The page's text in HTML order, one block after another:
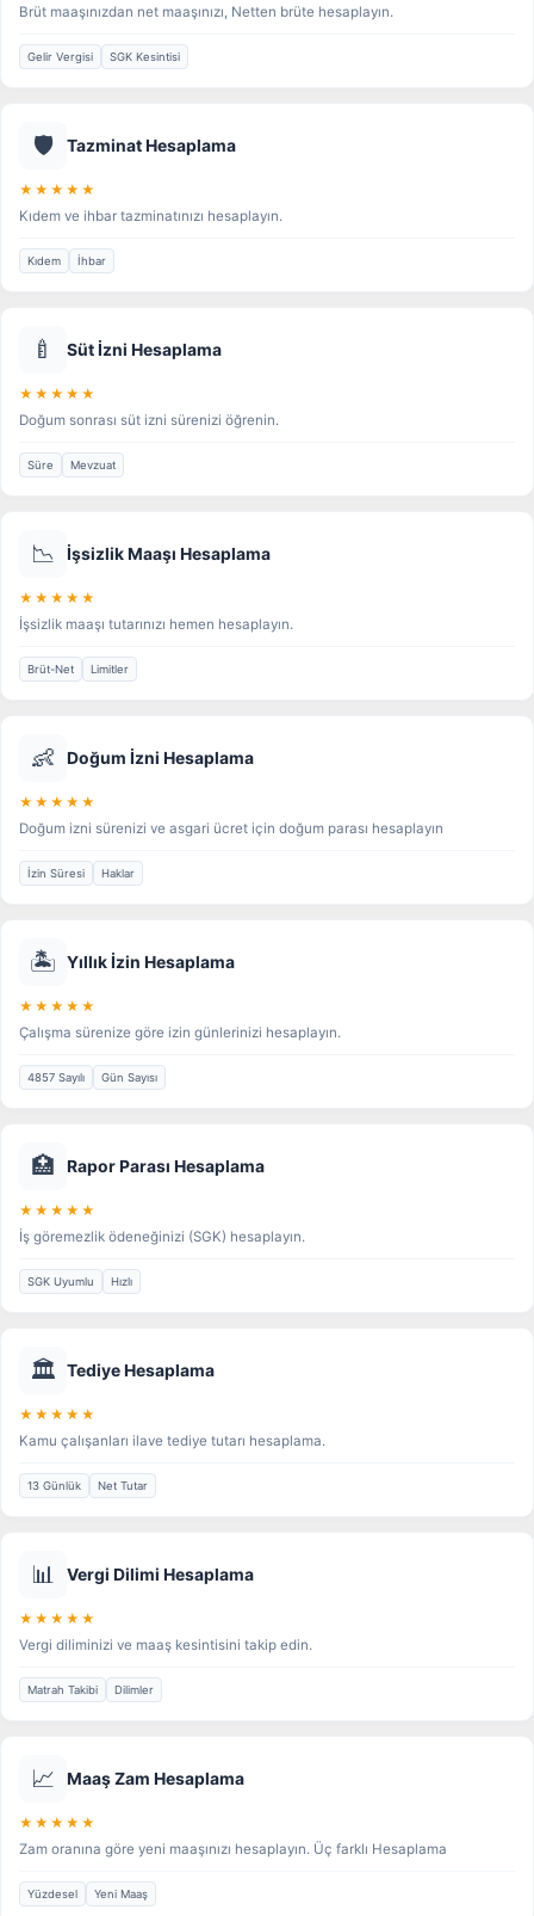
Brüt maaşınızdan net maaşınızı, Netten brüte hesaplayın.
Gelir Vergisi SGK Kesintisi
🛡️ Tazminat Hesaplama
★★★★★
Kıdem ve ihbar tazminatınızı hesaplayın.
Kıdem İhbar
🍼 Süt İzni Hesaplama
★★★★★
Doğum sonrası süt izni sürenizi öğrenin.
Süre Mevzuat
📉 İşsizlik Maaşı Hesaplama
★★★★★
İşsizlik maaşı tutarınızı hemen hesaplayın.
Brüt-Net Limitler
👶 Doğum İzni Hesaplama
★★★★★
Doğum izni sürenizi ve asgari ücret için doğum parası hesaplayın
İzin Süresi Haklar
🏝️ Yıllık İzin Hesaplama
★★★★★
Çalışma sürenize göre izin günlerinizi hesaplayın.
4857 Sayılı Gün Sayısı
🏥 Rapor Parası Hesaplama
★★★★★
İş göremezlik ödeneğinizi (SGK) hesaplayın.
SGK Uyumlu Hızlı
🏛️ Tediye Hesaplama
★★★★★
Kamu çalışanları ilave tediye tutarı hesaplama.
13 Günlük Net Tutar
📊 Vergi Dilimi Hesaplama
★★★★★
Vergi diliminizi ve maaş kesintisini takip edin.
Matrah Takibi Dilimler
📈 Maaş Zam Hesaplama
★★★★★
Zam oranına göre yeni maaşınızı hesaplayın. Üç farklı Hesaplama
Yüzdesel Yeni Maaş